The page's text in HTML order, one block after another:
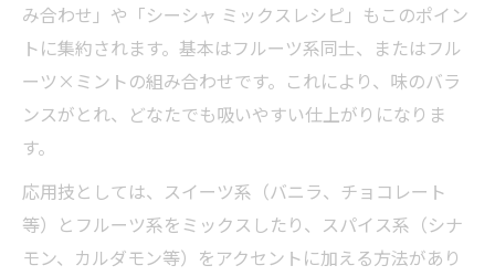
み合わせ」や「シーシャ ミックスレシピ」もこのポイン
トに集約されます。基本はフルーツ系同士、またはフル
ーツ×ミントの組み合わせです。これにより、味のバラ
ンスがとれ、どなたでも吸いやすい仕上がりになりま
す。
応用技としては、スイーツ系（バニラ、チョコレート
等）とフルーツ系をミックスしたり、スパイス系（シナ
モン、カルダモン等）をアクセントに加える方法があり